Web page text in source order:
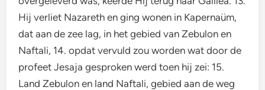
Hij verliet Nazareth en ging wonen in Kapernaüm,
dat aan de zee lag, in het gebied van Zebulon en
Naftali, 14. opdat vervuld zou worden wat door de
profeet Jesaja gesproken werd toen hij zei: 15.
Land Zebulon en land Naftali, gebied aan de weg